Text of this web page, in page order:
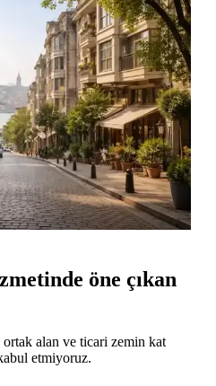
öne çıkan
alan ve ticari zemin kat
etmiyoruz.